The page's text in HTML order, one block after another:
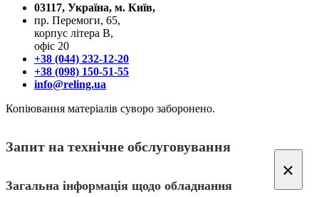
03117, Україна, м. Київ,
пр. Перемоги, 65,
корпус літера В,
офіс 20
+38 (044) 232-12-20
+38 (098) 150-51-55
info@reling.ua
Копіювання матеріалів суворо заборонено.
Запит на технічне обслуговування
×
Загальна інформація щодо обладнання